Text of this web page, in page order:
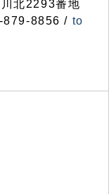
北2293番地
879-8856 / to